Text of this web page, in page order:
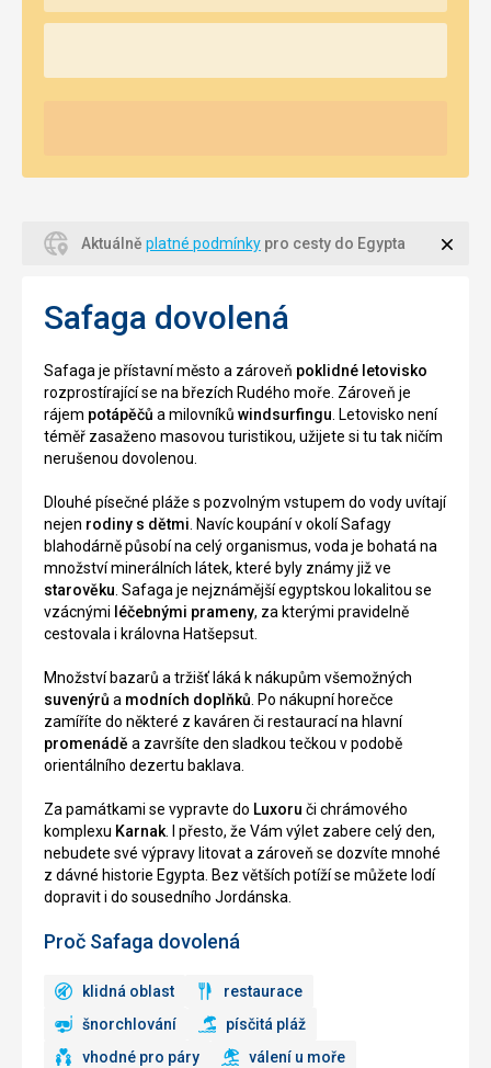
Aktuálně platné podmínky pro cesty do Egypta
Safaga dovolená
Safaga je přístavní město a zároveň poklidné letovisko
rozprostírající se na březích Rudého moře. Zároveň je
rájem potápěčů a milovníků windsurfingu . Letovisko není
téměř zasaženo masovou turistikou, užijete si tu tak ničím
nerušenou dovolenou.
Dlouhé písečné pláže s pozvolným vstupem do vody uvítají
nejen rodiny s dětmi . Navíc koupání v okolí Safagy
blahodárně působí na celý organismus, voda je bohatá na
množství minerálních látek, které byly známy již ve
starověku . Safaga je nejznámější egyptskou lokalitou se
vzácnými léčebnými prameny, za kterými pravidelně
cestovala i královna Hatšepsut.
Množství bazarů a tržišť láká k nákupům všemožných
suvenýrů a modních doplňků . Po nákupní horečce
zamíříte do některé z kaváren či restaurací na hlavní
promenádě a završíte den sladkou tečkou v podobě
orientálního dezertu baklava.
Za památkami se vypravte do Luxoru či chrámového
komplexu Karnak . I přesto, že Vám výlet zabere celý den,
nebudete své výpravy litovat a zároveň se dozvíte mnohé
z dávné historie Egypta. Bez větších potíží se můžete lodí
dopravit i do sousedního Jordánska.
Proč Safaga dovolená
klidná oblast
restaurace
šnorchlování
písčitá pláž
vhodné pro páry
válení u moře